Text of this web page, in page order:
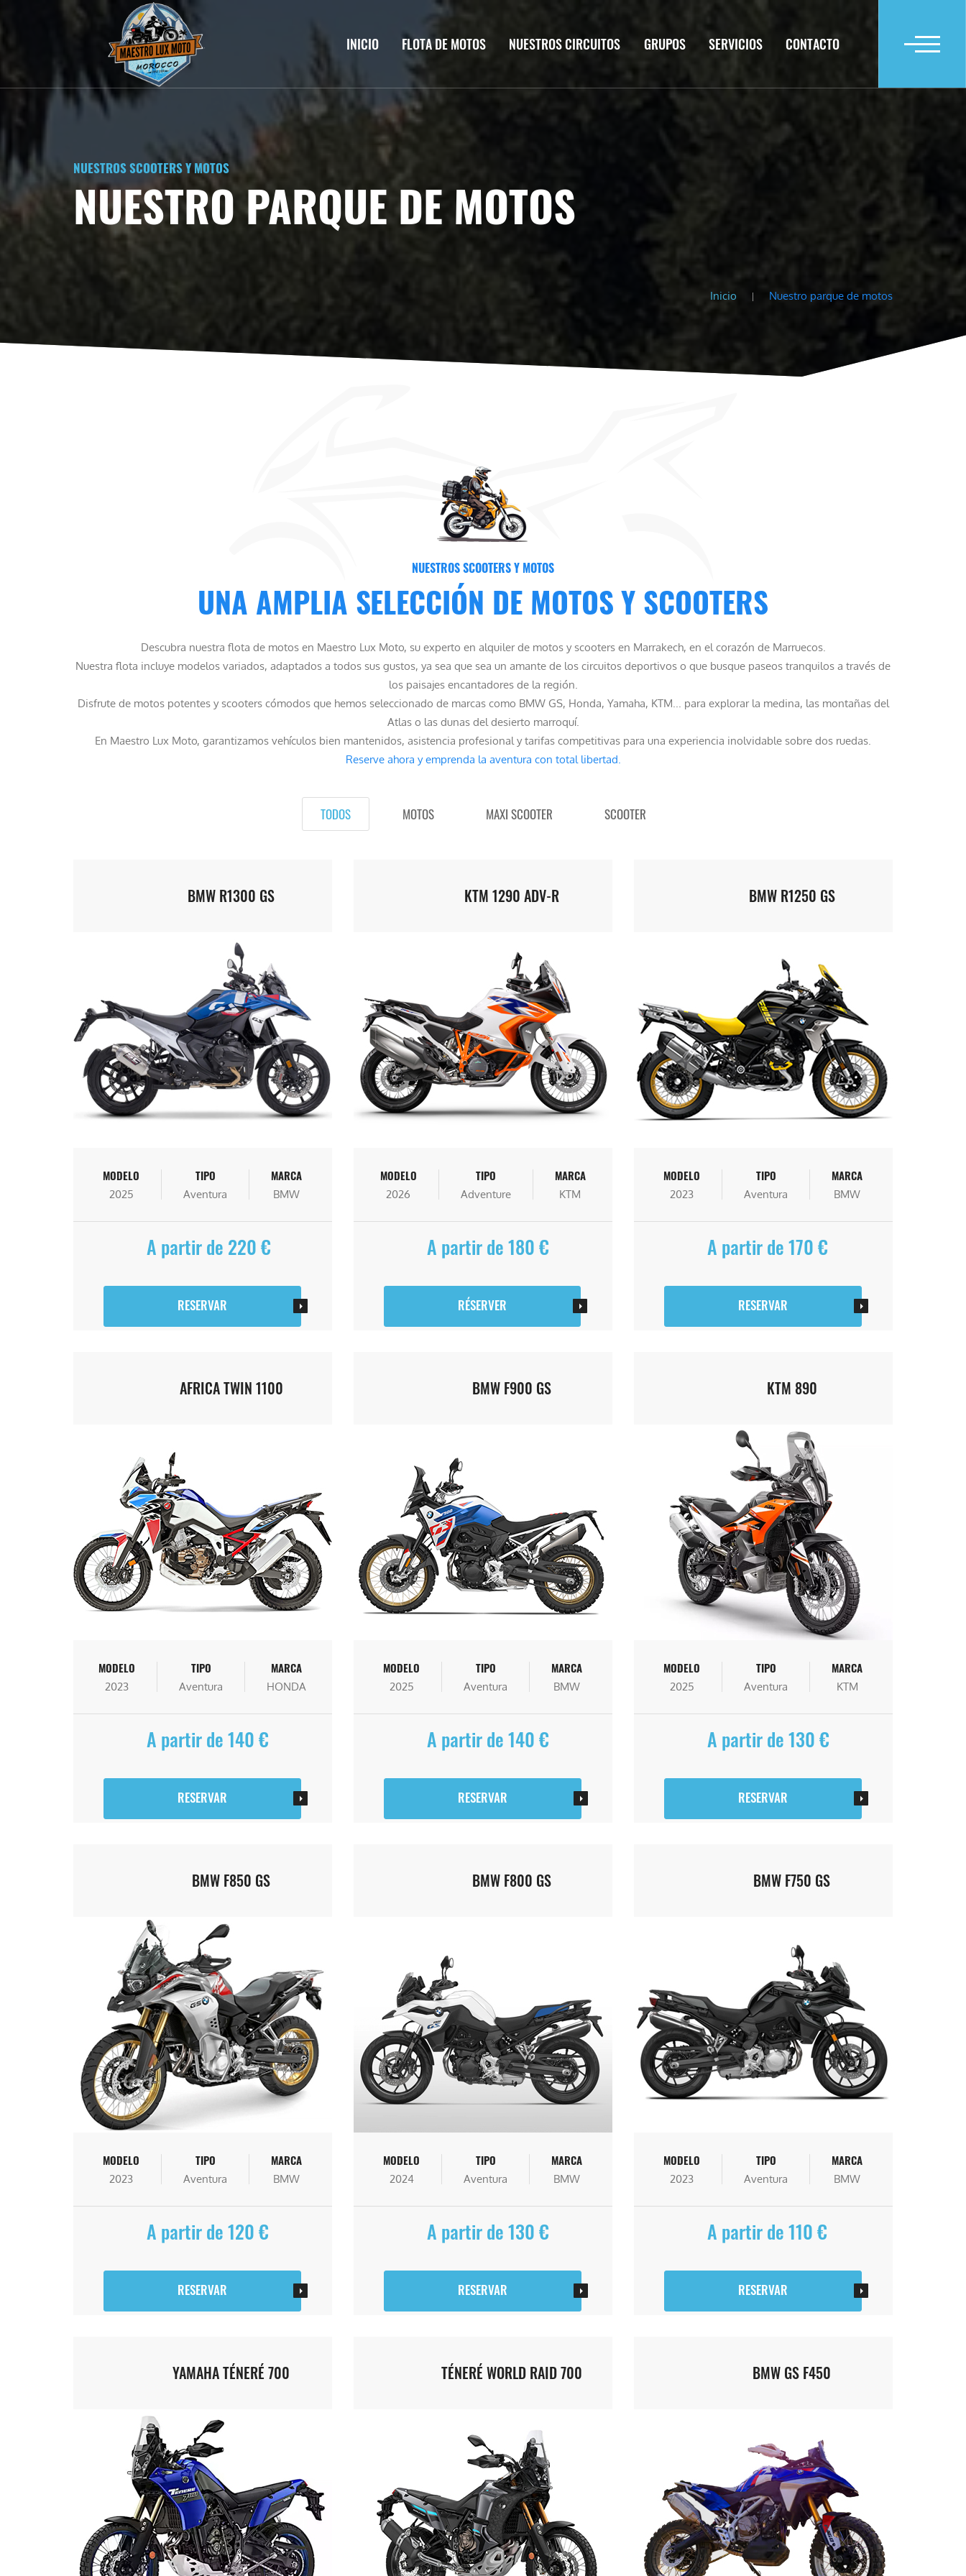
INICIO FLOTA DE MOTOS NUESTROS CIRCUITOS GRUPOS SERVICIOS CONTACTO
NUESTROS SCOOTERS Y MOTOS
NUESTRO PARQUE DE MOTOS
Inicio Nuestro parque de motos
NUESTROS SCOOTERS Y MOTOS
UNA AMPLIA SELECCIÓN DE MOTOS Y SCOOTERS
Descubra nuestra flota de motos en Maestro Lux Moto, su experto en alquiler de motos y scooters en Marrakech, en el corazón de Marruecos.
Nuestra flota incluye modelos variados, adaptados a todos sus gustos, ya sea que sea un amante de los circuitos deportivos o que busque paseos tranquilos a través de
los paisajes encantadores de la región.
Disfrute de motos potentes y scooters cómodos que hemos seleccionado de marcas como BMW GS, Honda, Yamaha, KTM... para explorar la medina, las montañas del
Atlas o las dunas del desierto marroquí.
En Maestro Lux Moto, garantizamos vehículos bien mantenidos, asistencia profesional y tarifas competitivas para una experiencia inolvidable sobre dos ruedas.
Reserve ahora y emprenda la aventura con total libertad.
TODOS MOTOS MAXI SCOOTER SCOOTER
BMW R1300 GS
MODELO
2025
TIPO
Aventura
MARCA
BMW
A partir de 220 €
RESERVAR
KTM 1290 ADV-R
MODELO
2026
TIPO
Adventure
MARCA
KTM
A partir de 180 €
RÉSERVER
BMW R1250 GS
MODELO
2023
TIPO
Aventura
MARCA
BMW
A partir de 170 €
RESERVAR
AFRICA TWIN 1100
MODELO
2023
TIPO
Aventura
MARCA
HONDA
A partir de 140 €
RESERVAR
BMW F900 GS
MODELO
2025
TIPO
Aventura
MARCA
BMW
A partir de 140 €
RESERVAR
KTM 890
MODELO
2025
TIPO
Aventura
MARCA
KTM
A partir de 130 €
RESERVAR
BMW F850 GS
MODELO
2023
TIPO
Aventura
MARCA
BMW
A partir de 120 €
RESERVAR
BMW F800 GS
MODELO
2024
TIPO
Aventura
MARCA
BMW
A partir de 130 €
RESERVAR
BMW F750 GS
MODELO
2023
TIPO
Aventura
MARCA
BMW
A partir de 110 €
RESERVAR
YAMAHA TÉNERÉ 700 TÉNERÉ WORLD RAID 700 BMW GS F450